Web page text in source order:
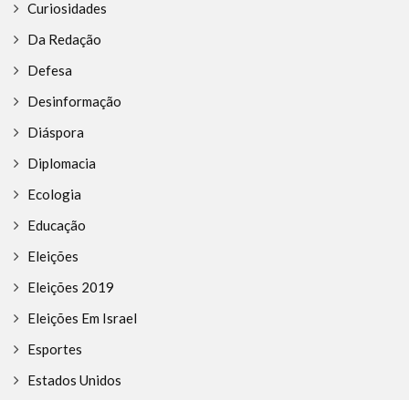
Curiosidades
Da Redação
Defesa
Desinformação
Diáspora
Diplomacia
Ecologia
Educação
Eleições
Eleições 2019
Eleições Em Israel
Esportes
Estados Unidos